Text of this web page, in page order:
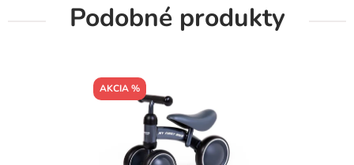
Podobné produkty
AKCIA %